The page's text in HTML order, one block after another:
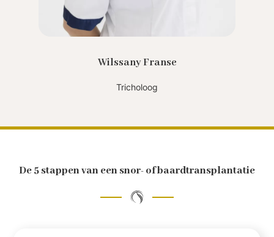
Wilssany Franse
Tricholoog
De 5 stappen van een snor- of baardtransplantatie